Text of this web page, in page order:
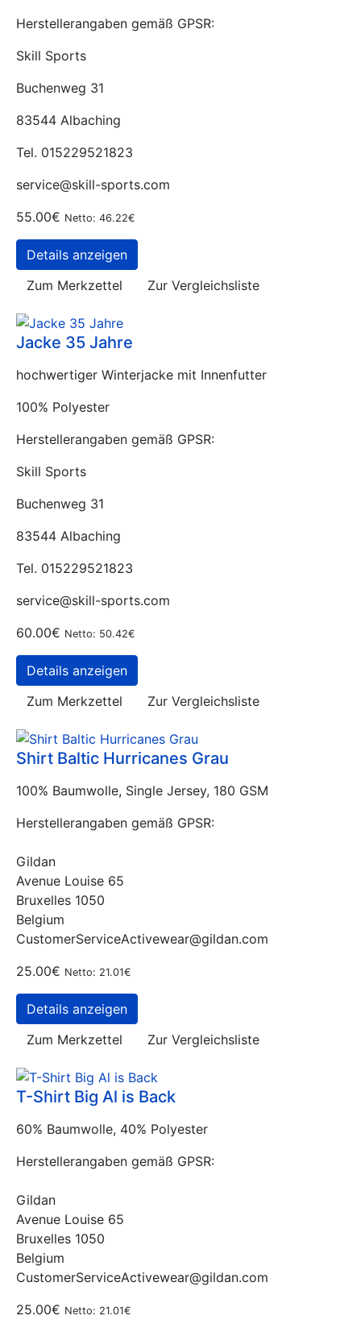
Herstellerangaben gemäß GPSR:
Skill Sports
Buchenweg 31
83544 Albaching
Tel. 015229521823
service@skill-sports.com
55.00€ Netto: 46.22€
Details anzeigen
Zum Merkzettel
Zur Vergleichsliste
Jacke 35 Jahre
hochwertiger Winterjacke mit Innenfutter
100% Polyester
Herstellerangaben gemäß GPSR:
Skill Sports
Buchenweg 31
83544 Albaching
Tel. 015229521823
service@skill-sports.com
60.00€ Netto: 50.42€
Details anzeigen
Zum Merkzettel
Zur Vergleichsliste
Shirt Baltic Hurricanes Grau
100% Baumwolle, Single Jersey, 180 GSM
Herstellerangaben gemäß GPSR:
Gildan
Avenue Louise 65
Bruxelles 1050
Belgium
CustomerServiceActivewear@gildan.com
25.00€ Netto: 21.01€
Details anzeigen
Zum Merkzettel
Zur Vergleichsliste
T-Shirt Big Al is Back
60% Baumwolle, 40% Polyester
Herstellerangaben gemäß GPSR:
Gildan
Avenue Louise 65
Bruxelles 1050
Belgium
CustomerServiceActivewear@gildan.com
25.00€ Netto: 21.01€